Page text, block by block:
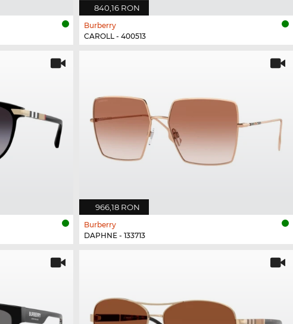
840,16 RON
Burberry
CAROLL - 400513
966,18 RON
Burberry
DAPHNE - 133713